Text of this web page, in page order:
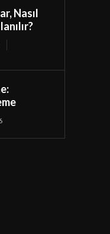
Nasıl